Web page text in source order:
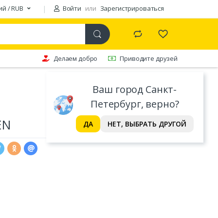
/ RUB Войти или Зарегистрироваться
Ваш город Санкт-
Петербург, верно?
ДА НЕТ, ВЫБРАТЬ ДРУГОЙ
Делаем добро Приводите друзей